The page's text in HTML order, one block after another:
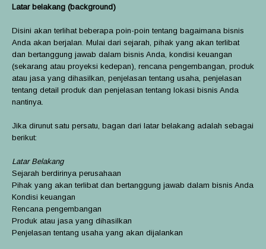
Latar belakang (background)
Disini akan terlihat beberapa poin-poin tentang bagaimana bisnis
Anda akan berjalan. Mulai dari sejarah, pihak yang akan terlibat
dan bertanggung jawab dalam bisnis Anda, kondisi keuangan
(sekarang atau proyeksi kedepan), rencana pengembangan, produk
atau jasa yang dihasilkan, penjelasan tentang usaha, penjelasan
tentang detail produk dan penjelasan tentang lokasi bisnis Anda
nantinya.
Jika dirunut satu persatu, bagan dari latar belakang adalah sebagai
berikut:
Latar Belakang
Sejarah berdirinya perusahaan
Pihak yang akan terlibat dan bertanggung jawab dalam bisnis Anda
Kondisi keuangan
Rencana pengembangan
Produk atau jasa yang dihasilkan
Penjelasan tentang usaha yang akan dijalankan